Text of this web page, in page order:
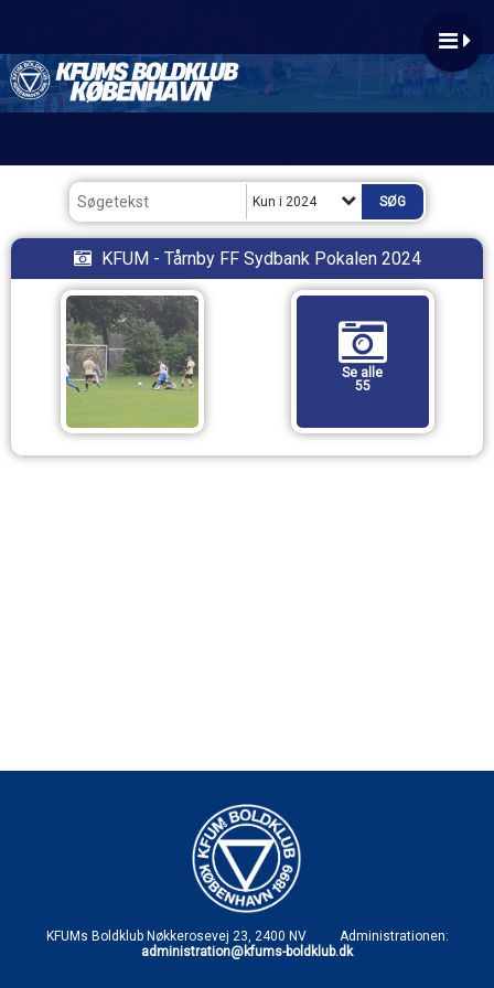
Kun i 2024
KFUM - Tårnby FF Sydbank Pokalen 2024
Se alle
55
KFUMs Boldklub Nøkkerosevej 23, 2400 NV Administrationen:
administration@kfums-boldklub.dk